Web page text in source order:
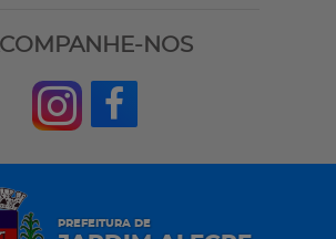
NOS
PREFEITURA DE